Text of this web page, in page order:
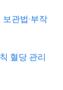
관법·부작
혈당 관리